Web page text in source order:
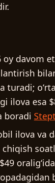
oy davom
turadi;
ilova esa
boradi
ilova va
chiqish